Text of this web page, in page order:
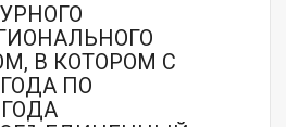
В КОТОРОМ С
ПО